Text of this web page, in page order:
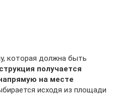
которая должна быть
получается
на месте
исходя из площади